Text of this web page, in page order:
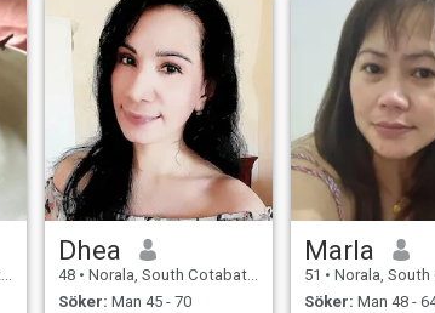
Dhea
48 • Norala, South Cotabato, Filippinerna
Söker: Man 45 - 70
Marla
51 • Norala, South
Söker: Man 48 -